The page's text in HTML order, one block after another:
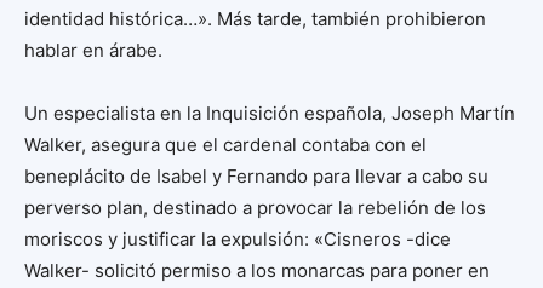
identidad histórica…». Más tarde, también prohibieron
hablar en árabe.
Un especialista en la Inquisición española, Joseph Martín
Walker, asegura que el cardenal contaba con el
beneplácito de Isabel y Fernando para llevar a cabo su
perverso plan, destinado a provocar la rebelión de los
moriscos y justificar la expulsión: «Cisneros -dice
Walker- solicitó permiso a los monarcas para poner en